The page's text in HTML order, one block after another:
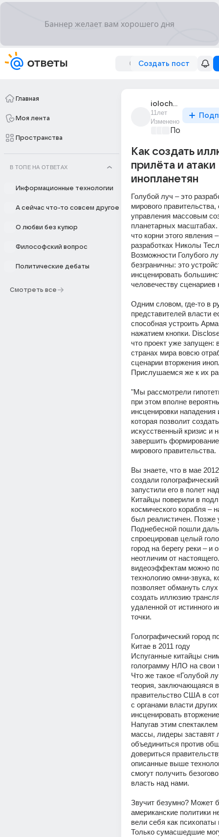
Создать пост
Главная
Моя лента
Пространства
В ТОПЕ НА ОТВЕТАХ
Информационные технологии
А сейчас что-то совсем другое
О любви без купюр
Философский вопрос
Политические дебаты
Смотреть все
iolochka_topoliok
11лет
Изменено
Как создать
прилёта и атаки
инопланетян
Голубой луч – это
мирового
управления массовым
планетарных масштабах.
что корни этого явления
разработках Николы
Возможности Голубого
безграничны: это
инсценировать
человечеству сценариев
Одним словом, где-то в
представителей власти
способная устроить
нажатием кнопки.
что проект уже запущен:
странах мира вовсю
сценарии вторжения
Прислушаемся же к их
"Мы рассмотрели
при этом вполне
инсценировки нападения
которая позволит создать
искусственный кризис и
завершить
мирового правительства.
Вы знаете, что в мае
создали
запустили его в полет
Китайцы поверили в
космического корабля –
был реалистичен. Позже
Поднебесной пошли
спроецировав целый
город на берегу реки – и
неотличим от
видеоэффектам можно
технологию омни-звука,
позволяет обмануть
создать иллюзию
удаленной от истинного
точки.
Голографический город
Китае в 2011 году
Испуганные китайцы
голограмму НЛО на свои
Что же такое «Голубой
теория, заключающаяся
правительство США в
с органами власти
инсценировать
Напугав этим
массы, лидеры заставят
объединиться против
довериться
описанные выше
смогут получить
власть над нами.
Звучит безумно? Может
американские политики
вели себя как
Только сумасшедшие